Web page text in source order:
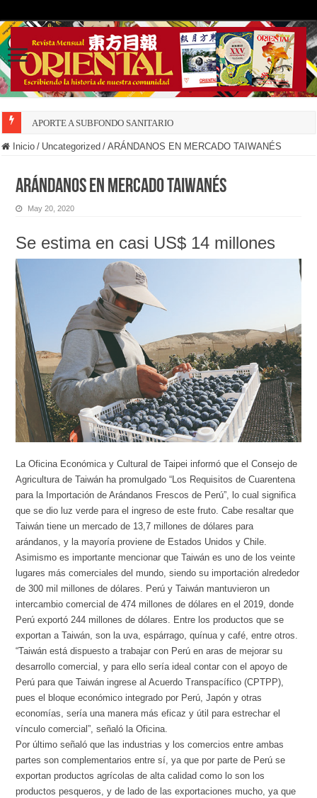
APORTE A SUBFONDO SANITARIO
Inicio / Uncategorized / ARÁNDANOS EN MERCADO TAIWANÉS
ARÁNDANOS EN MERCADO TAIWANÉS
May 20, 2020
Se estima en casi US$ 14 millones
La Oficina Económica y Cultural de Taipei informó que el Consejo de
Agricultura de Taiwán ha promulgado “Los Requisitos de Cuarentena
para la Importación de Arándanos Frescos de Perú”, lo cual significa
que se dio luz verde para el ingreso de este fruto. Cabe resaltar que
Taiwán tiene un mercado de 13,7 millones de dólares para
arándanos, y la mayoría proviene de Estados Unidos y Chile.
Asimismo es importante mencionar que Taiwán es uno de los veinte
lugares más comerciales del mundo, siendo su importación alrededor
de 300 mil millones de dólares. Perú y Taiwán mantuvieron un
intercambio comercial de 474 millones de dólares en el 2019, donde
Perú exportó 244 millones de dólares. Entre los productos que se
exportan a Taiwán, son la uva, espárrago, quínua y café, entre otros.
“Taiwán está dispuesto a trabajar con Perú en aras de mejorar su
desarrollo comercial, y para ello sería ideal contar con el apoyo de
Perú para que Taiwán ingrese al Acuerdo Transpacífico (CPTPP),
pues el bloque económico integrado por Perú, Japón y otras
economías, sería una manera más eficaz y útil para estrechar el
vínculo comercial”, señaló la Oficina.
Por último señaló que las industrias y los comercios entre ambas
partes son complementarios entre sí, ya que por parte de Perú se
exportan productos agrícolas de alta calidad como lo son los
productos pesqueros, y de lado de las exportaciones mucho, ya que